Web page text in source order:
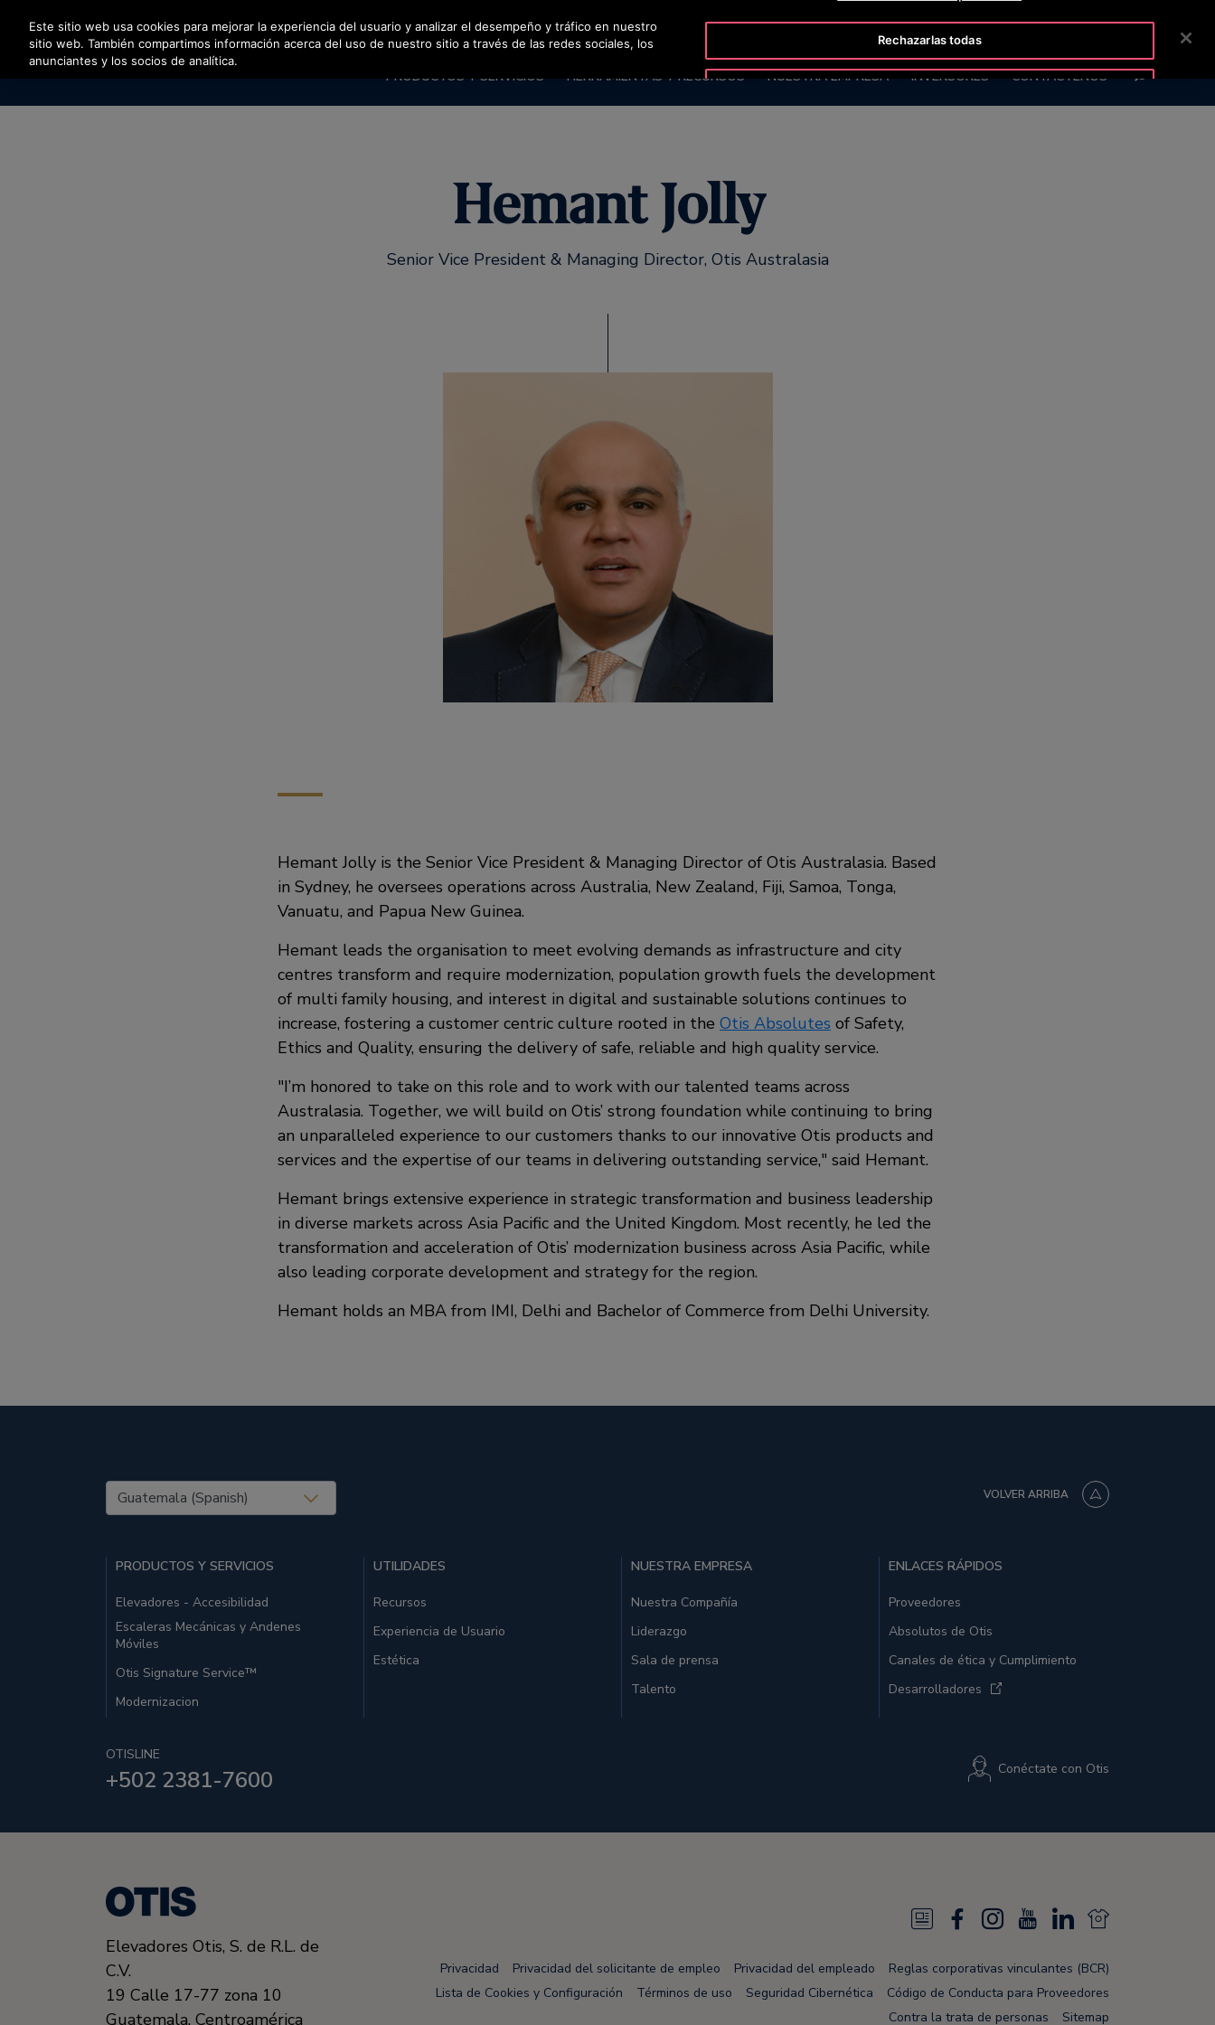
Pulse Intro para saltar al contenido principal
OTISLINE +50223817600 SALA DE PRENSA
PRODUCTOS Y SERVICIOS HERRAMIENTAS Y RECURSOS NUESTRA EMPRESA INVERSORES CONTÁCTENOS BUSCAR
Hemant Jolly
Senior Vice President & Managing Director, Otis Australasia
Hemant Jolly is the Senior Vice President & Managing Director of Otis Australasia. Based
in Sydney, he oversees operations across Australia, New Zealand, Fiji, Samoa, Tonga,
Vanuatu, and Papua New Guinea.
Hemant leads the organisation to meet evolving demands as infrastructure and city
centres transform and require modernization, population growth fuels the development
of multi family housing, and interest in digital and sustainable solutions continues to
increase, fostering a customer centric culture rooted in the Otis Absolutes of Safety,
Ethics and Quality, ensuring the delivery of safe, reliable and high quality service.
"I’m honored to take on this role and to work with our talented teams across
Australasia. Together, we will build on Otis’ strong foundation while continuing to bring
an unparalleled experience to our customers thanks to our innovative Otis products and
services and the expertise of our teams in delivering outstanding service," said Hemant.
Hemant brings extensive experience in strategic transformation and business leadership
in diverse markets across Asia Pacific and the United Kingdom. Most recently, he led the
transformation and acceleration of Otis’ modernization business across Asia Pacific, while
also leading corporate development and strategy for the region.
Hemant holds an MBA from IMI, Delhi and Bachelor of Commerce from Delhi University.
United States (EN) VOLVER ARRIBA
PRODUCTOS Y SERVICIOS
Elevadores - Accesibilidad
Escaleras Mecánicas y Andenes
Móviles
Otis Signature Service™
Modernizacion
UTILIDADES
Recursos
Experiencia de Usuario
Estética
NUESTRA EMPRESA
Nuestra Compañía
Liderazgo
Sala de prensa
Talento
ENLACES RÁPIDOS
Proveedores
Absolutos de Otis
Canales de ética y Cumplimiento
Desarrolladores
OTISLINE
+502 2381-7600 Conéctate con Otis
Elevadores Otis, S. de R.L. de
C.V.
19 Calle 17-77 zona 10
Guatemala, Centroamérica
N
w
s
c
e
I
s
t
u
T
L
n
k
N
Privacidad Privacidad del solicitante de empleo Privacidad del empleado
Reglas corporativas vinculantes (BCR)
Lista de Cookies y Configuración
Términos de uso Seguridad Cibernética
Código de Conducta para Proveedores
Contra la trata de personas
Sitemap
Este sitio web usa cookies para mejorar la experiencia del usuario y analizar el desempeño y tráfico en nuestro
sitio web. También compartimos información acerca del uso de nuestro sitio a través de las redes sociales, los
anunciantes y los socios de analítica.
Rechazarlas todas